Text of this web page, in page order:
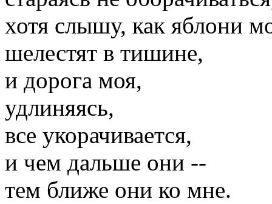
хотя слышу, как яблони
шелестят в тишине,
и дорога моя,
удлиняясь,
все укорачивается,
и чем дальше они --
тем ближе они ко мне.